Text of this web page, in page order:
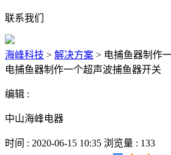
联系我们
海峰科技 > 解决方案 > 电捕鱼器制作
电捕鱼器制作一个超声波捕鱼器开关
编辑 :
中山海峰电器
时间 : 2020-06-15 10:35 浏览量 : 133